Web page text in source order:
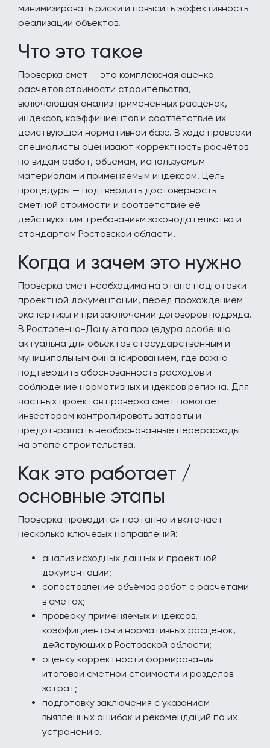
минимизировать риски и повысить эффективность
реализации объектов.
Что это такое
Проверка смет — это комплексная оценка
расчётов стоимости строительства,
включающая анализ применённых расценок,
индексов, коэффициентов и соответствие их
действующей нормативной базе. В ходе проверки
специалисты оценивают корректность расчётов
по видам работ, объёмам, используемым
материалам и применяемым индексам. Цель
процедуры — подтвердить достоверность
сметной стоимости и соответствие её
действующим требованиям законодательства и
стандартам Ростовской области.
Когда и зачем это нужно
Проверка смет необходима на этапе подготовки
проектной документации, перед прохождением
экспертизы и при заключении договоров подряда.
В Ростове-на-Дону эта процедура особенно
актуальна для объектов с государственным и
муниципальным финансированием, где важно
подтвердить обоснованность расходов и
соблюдение нормативных индексов региона. Для
частных проектов проверка смет помогает
инвесторам контролировать затраты и
предотвращать необоснованные перерасходы
на этапе строительства.
Как это работает /
основные этапы
Проверка проводится поэтапно и включает
несколько ключевых направлений:
анализ исходных данных и проектной
документации;
сопоставление объёмов работ с расчётами
в сметах;
проверку применяемых индексов,
коэффициентов и нормативных расценок,
действующих в Ростовской области;
оценку корректности формирования
итоговой сметной стоимости и разделов
затрат;
подготовку заключения с указанием
выявленных ошибок и рекомендаций по их
устранению.